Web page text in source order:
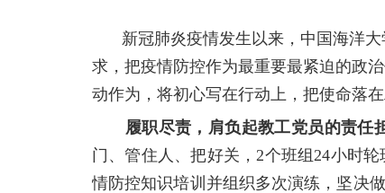
新冠肺炎疫情发生以来，中国海洋大
求，把疫情防控作为最重要最紧迫的政
动作为，将初心写在行动上，把使命落
履职尽责，肩负起教工党员的责任担
门、管住人、把好关，2个班组24小时
情防控知识培训并组织多次演练，坚决